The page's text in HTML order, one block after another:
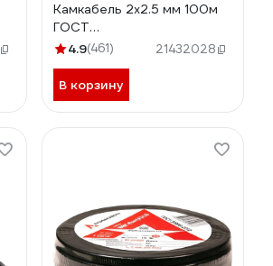
Камкабель 2x2.5 мм 100м
ГОСТ
1157К20HD00070А0100М
4.9(461) 21432028
В корзину